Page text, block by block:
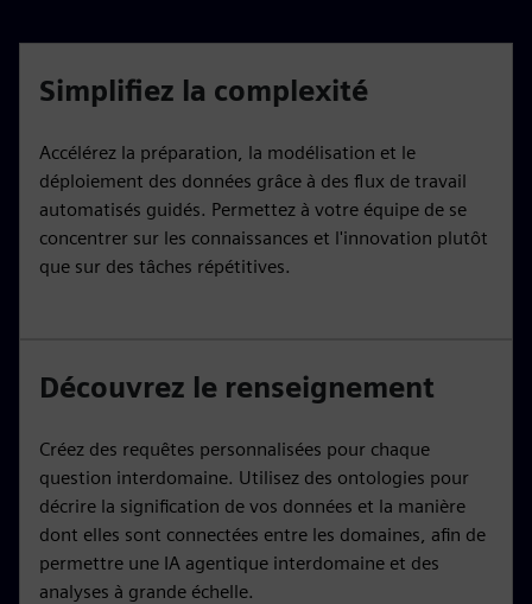
Simplifiez la complexité
Accélérez la préparation, la modélisation et le
déploiement des données grâce à des flux de travail
automatisés guidés. Permettez à votre équipe de se
concentrer sur les connaissances et l'innovation plutôt
que sur des tâches répétitives.
Découvrez le renseignement
Créez des requêtes personnalisées pour chaque
question interdomaine. Utilisez des ontologies pour
décrire la signification de vos données et la manière
dont elles sont connectées entre les domaines, afin de
permettre une IA agentique interdomaine et des
analyses à grande échelle.